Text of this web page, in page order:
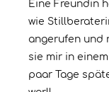
Eine Freundin
wie
angerufen und
sie mir in
paar Tage